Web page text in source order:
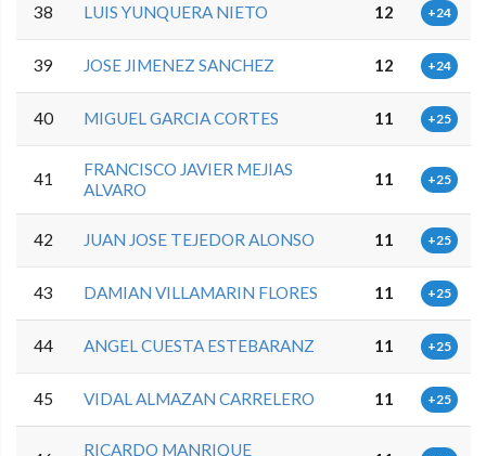
38 LUIS YUNQUERA NIETO 12 +24
39 JOSE JIMENEZ SANCHEZ 12 +24
40 MIGUEL GARCIA CORTES 11 +25
41
FRANCISCO JAVIER MEJIAS
ALVARO
11 +25
42 JUAN JOSE TEJEDOR ALONSO 11 +25
43 DAMIAN VILLAMARIN FLORES 11 +25
44 ANGEL CUESTA ESTEBARANZ 11 +25
45 VIDAL ALMAZAN CARRELERO 11 +25
RICARDO MANRIQUE